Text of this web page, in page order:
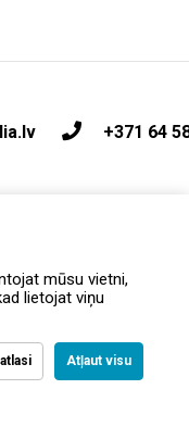
mūsu vietni,
lietojat viņu
Atļaut visu
+371 64